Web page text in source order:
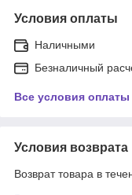
Условия оплаты
Наличными
Безналичный
Все условия оплаты
Условия возврата
Возврат товара в